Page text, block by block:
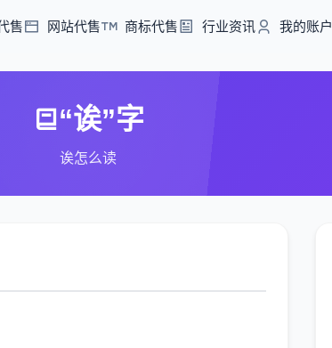
售 网站代售 商标代售 行业资讯 我的账户
“诶”字
诶怎么读